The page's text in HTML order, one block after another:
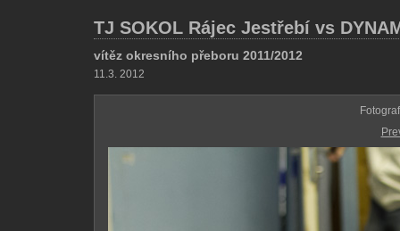
TJ SOKOL Rájec Jestřebí vs
vítěz okresního přeboru 2011/2012
11.3. 2012